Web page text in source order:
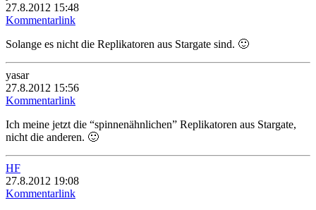
27.8.2012 15:48
Kommentarlink
Solange es nicht die Replikatoren aus Stargate sind. 🙂
yasar
27.8.2012 15:56
Kommentarlink
Ich meine jetzt die “spinnenähnlichen” Replikatoren aus Stargate,
nicht die anderen. 🙂
HF
27.8.2012 19:08
Kommentarlink